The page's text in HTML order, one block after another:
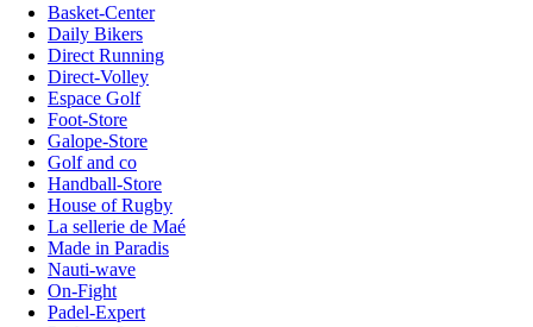
Basket-Center
Daily Bikers
Direct Running
Direct-Volley
Espace Golf
Foot-Store
Galope-Store
Golf and co
Handball-Store
House of Rugby
La sellerie de Maé
Made in Paradis
Nauti-wave
On-Fight
Padel-Expert